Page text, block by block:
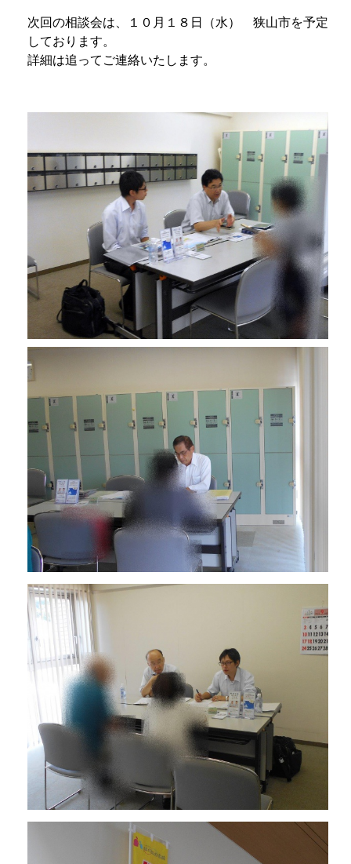
次回の相談会は、１０月１８日（水） 狭山市を予定
しております。
詳細は追ってご連絡いたします。